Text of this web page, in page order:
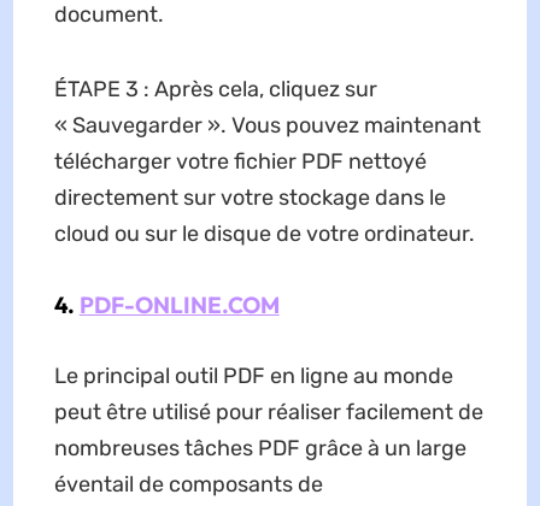
document.
ÉTAPE 3 : Après cela, cliquez sur
« Sauvegarder ». Vous pouvez maintenant
télécharger votre fichier PDF nettoyé
directement sur votre stockage dans le
cloud ou sur le disque de votre ordinateur.
4. PDF-ONLINE.COM
Le principal outil PDF en ligne au monde
peut être utilisé pour réaliser facilement de
nombreuses tâches PDF grâce à un large
éventail de composants de